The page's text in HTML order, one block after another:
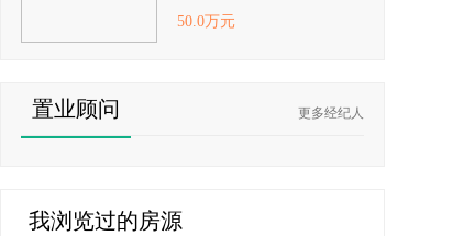
50.0万元
置业顾问 更多经纪人
我浏览过的房源